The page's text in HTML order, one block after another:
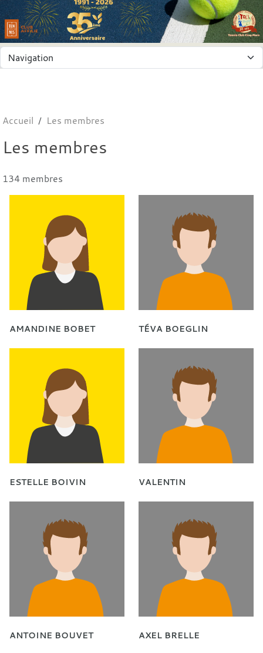
Accueil Les membres
Les membres
134 membres
AMANDINE BOBET TÉVA BOEGLIN
ESTELLE BOIVIN VALENTIN
ANTOINE BOUVET AXEL BRELLE
Panneau de gestion des cookies